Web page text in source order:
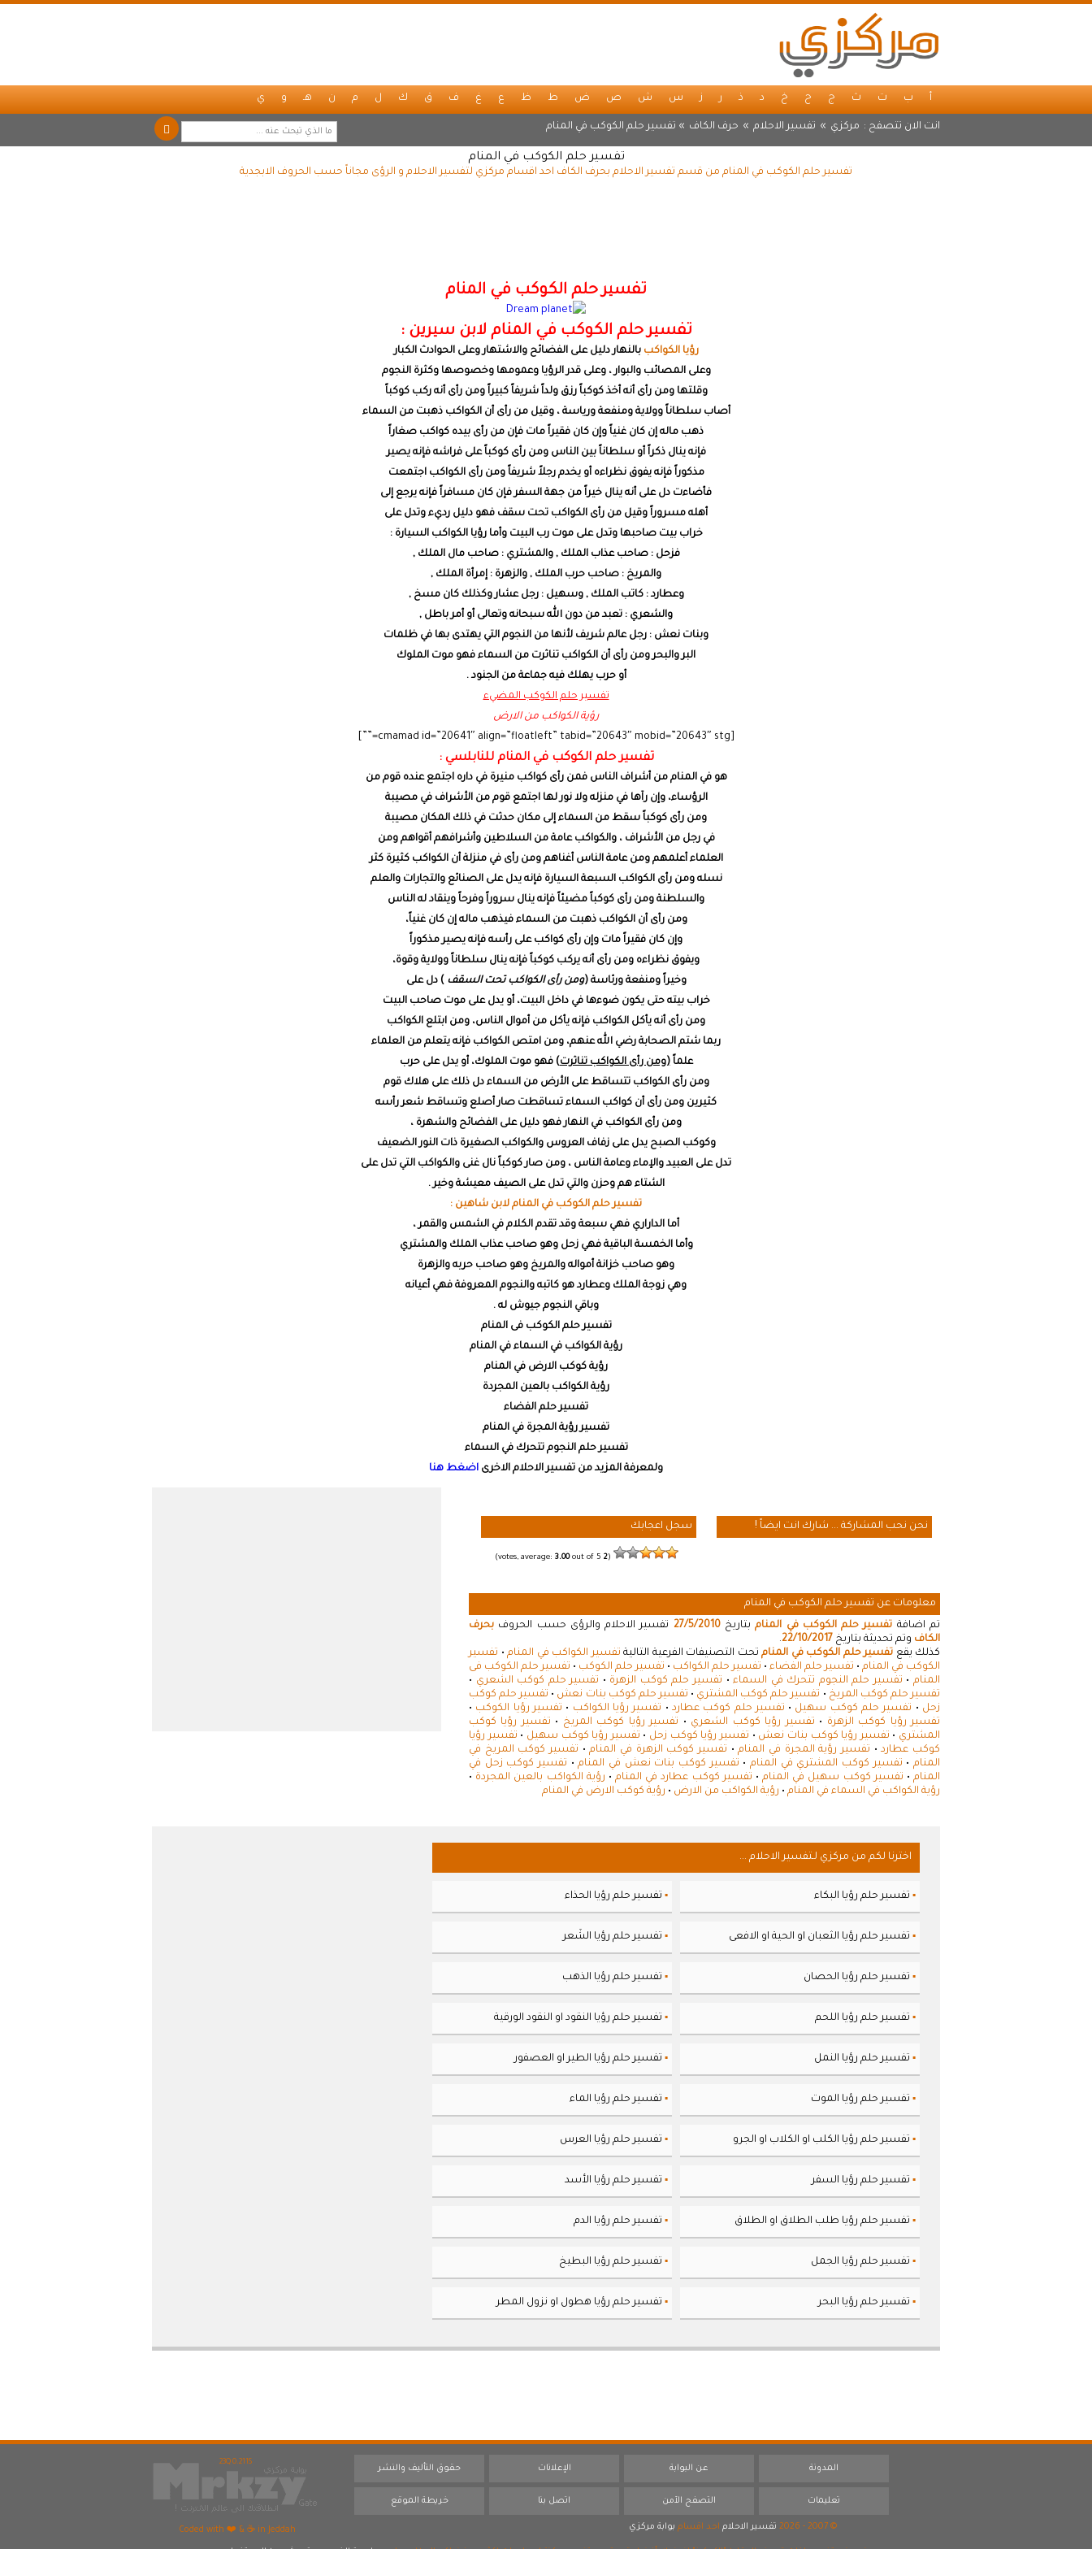
أ ب ت ث ج ح خ د ذ ر ز س ش ص ض ط ظ ع غ ف ق ك ل م ن هـ و ي
انت الان تتصفح : مركزي » تفسير الاحلام » حرف الكاف » تفسير حلم الكوكب في المنام
تفسير حلم الكوكب في المنام
تفسير حلم الكوكب في المنام من قسم تفسير الاحلام بحرف الكاف احد اقسام مركزي لتفسير الاحلام و الرؤى مجاناً حسب الحروف الابجدية
تفسير حلم الكوكب في المنام
تفسير حلم الكوكب في المنام لابن سيرين :
رؤيا الكواكب بالنهار دليل على الفضائح والاشتهار وعلى الحوادث الكبار
وعلى المصائب والبوار ، وعلى قدر الرؤيا وعمومها وخصوصها وكثرة النجوم
وقلتها ومن رأى أنه أخذ كوكباً رزق ولداً شريفاً كبيراً ومن رأى أنه ركب كوكباً
أصاب سلطاناً وولاية ومنفعة ورياسة ، وقيل من رأى أن الكواكب ذهبت من السماء
ذهب ماله إن كان غنياً وإن كان فقيراً مات فإن من رأى بيده كواكب صغاراً
فإنه ينال ذكراً أو سلطاناً بين الناس ومن رأى كوكباً على فراشه فإنه يصير
مذكوراً فإنه يفوق نظراءه أو يخدم رجلاً شريفاً ومن رأى الكواكب اجتمعت
فأضاءت دل على أنه ينال خيراً من جهة السفر فإن كان مسافراً فإنه يرجع إلى
أهله مسروراً وقيل من رأى الكواكب تحت سقف فهو دليل رديء وتدل على
خراب بيت صاحبها وتدل على موت رب البيت وأما رؤيا الكواكب السيارة :
فزحل : صاحب عذاب الملك , والمشتري : صاحب مال الملك ,
والمريخ : صاحب حرب الملك , والزهرة : إمرأة الملك ,
وعطارد : كاتب الملك , وسهيل : رجل عشار وكذلك كان مسخ ,
والشعري : تعبد من دون الله سبحانه وتعالى أو أمر باطل ,
وبنات نعش : رجل عالم شريف لأنها من النجوم التي يهتدى بها في ظلمات
البر والبحر ومن رأى أن الكواكب تناثرت من السماء فهو موت الملوك
أو حرب يهلك فيه جماعة من الجنود .
تفسير حلم الكوكب المضيء
رؤية الكواكب من الارض
[cmamad id=”20641″ align=”floatleft” tabid=”20643″ mobid=”20643″ stg=””]
تفسير حلم الكوكب في المنام للنابلسي :
هو في المنام من أشراف الناس فمن رأى كواكب منيرة في داره اجتمع عنده قوم من
الرؤساء، وإن رآها في منزله ولا نور لها اجتمع قوم من الأشراف في مصيبة
ومن رأى كوكباً سقط من السماء إلى مكان حدثت في ذلك المكان مصيبة
في رجل من الأشراف ، والكواكب عامة من السلاطين وأشرافهم أقواهم ومن
العلماء أعلمهم ومن عامة الناس أغناهم ومن رأى في منزلة أن الكواكب كثيرة كثر
نسله ومن رأى الكواكب السبعة السيارة فإنه يدل على الصنائع والتجارات والعلم
والسلطنة ومن رأى كوكباً مضيئاً فإنه ينال سروراً وفرحاً وينقاد له الناس
ومن رأى أن الكواكب ذهبت من السماء فيذهب ماله إن كان غنياً،
وإن كان فقيراً مات وإن رأى كواكب على رأسه فإنه يصير مذكوراً
ويفوق نظراءه ومن رأى أنه يركب كوكباً فإنه ينال سلطاناً وولاية وقوة،
وخيراً ومنفعة ورئاسة (ومن رأى الكواكب تحت السقف ) دل على
خراب بيته حتى يكون ضوءها في داخل البيت، أو يدل على موت صاحب البيت
ومن رأى أنه يأكل الكواكب فإنه يأكل من أموال الناس، ومن ابتلع الكواكب
ربما شتم الصحابة رضي الله عنهم، ومن امتص الكواكب فإنه يتعلم من العلماء
علماً(ومن رأى الكواكب تناثرت) فهو موت الملوك، أو يدل على حرب
ومن رأى الكواكب تتساقط على الأرض من السماء دل ذلك على هلاك قوم
كثيرين ومن رأى أن كواكب السماء تساقطت صار أصلع وتساقط شعر رأسه
ومن رأى الكواكب في النهار فهو دليل على الفضائح والشهرة ،
وكوكب الصبح يدل على زفاف العروس والكواكب الصغيرة ذات النور الضعيف
تدل على العبيد والإماء وعامة الناس ، ومن صار كوكباً نال غنى والكواكب التي تدل على
الشتاء هم وحزن والتي تدل على الصيف معيشة وخير .
تفسير حلم الكوكب في المنام لابن شاهين :
أما الداراري فهي سبعة وقد تقدم الكلام في الشمس والقمر ،
وأما الخمسة الباقية فهي زحل وهو صاحب عذاب الملك والمشتري
وهو صاحب خزانة أمواله والمريخ وهو صاحب حربه والزهرة
وهي زوجة الملك وعطارد هو كاتبه والنجوم المعروفة فهي أعيانه
وباقي النجوم جيوش له .
تفسير حلم الكوكب فى المنام
رؤية الكواكب في السماء في المنام
رؤية كوكب الارض في المنام
رؤية الكواكب بالعين المجردة
تفسير حلم الفضاء
تفسير رؤية المجرة في المنام
تفسير حلم النجوم تتحرك في السماء
ولمعرفة المزيد من تفسير الاحلام الاخرى اضغط هنا
نحن نحب المشاركة ... شارك انت ايضاً ! سجل اعجابك
(
2
3.00out of 5)
معلومات عن تفسير حلم الكوكب في المنام
تم اضافة تفسير حلم الكوكب في المنامبتاريخ27/5/2010 تفسير الاحلام والرؤى حسب الحروف بحرف
الكاف وتم تحديثة بتاريخ 22/10/2017
.
كذلك يقع تفسير حلم الكوكب في المنام تحت التصنيفات الفرعية التالية تفسير الكواكب في المنام • تفسير
الكوكب في المنام • تفسير حلم الفضاء • تفسير حلم الكواكب • تفسير حلم الكوكب • تفسير حلم الكوكب فى
المنام• تفسير حلم النجوم تتحرك في السماء• تفسير حلم كوكب الزهرة • تفسير حلم كوكب الشعري •
تفسير حلم كوكب المريخ • تفسير حلم كوكب المشتري • تفسير حلم كوكب بنات نعش • تفسير حلم كوكب
زحل • تفسير حلم كوكب سهيل • تفسير حلم كوكب عطارد • تفسير رؤيا الكواكب • تفسير رؤيا الكوكب •
تفسير رؤيا كوكب الزهرة • تفسير رؤيا كوكب الشعري • تفسير رؤيا كوكب المريخ • تفسير رؤيا كوكب
المشتري • تفسير رؤيا كوكب بنات نعش • تفسير رؤيا كوكب زحل • تفسير رؤيا كوكب سهيل • تفسير رؤيا
كوكب عطارد• تفسير رؤية المجرة في المنام• تفسير كوكب الزهرة في المنام• تفسير كوكب المريخ في
المنام• تفسير كوكب المشتري في المنام• تفسير كوكب بنات نعش في المنام• تفسير كوكب زحل في
المنام• تفسير كوكب سهيل في المنام• تفسير كوكب عطارد في المنام• رؤية الكواكب بالعين المجردة •
رؤية الكواكب في السماء في المنام • رؤية الكواكب من الارض • رؤية كوكب الارض في المنام
اخترنا لكم من مركزي لـتفسير الاحلام ...
▪ تفسير حلم رؤيا البكاء ▪ تفسير حلم رؤيا الحذاء
▪ تفسير حلم رؤيا الثعبان او الحية او الافعى ▪ تفسير حلم رؤيا الشَعر
▪ تفسير حلم رؤيا الحصان ▪ تفسير حلم رؤيا الذهب
▪ تفسير حلم رؤيا اللحم ▪ تفسير حلم رؤيا النقود او النقود الورقية
▪ تفسير حلم رؤيا النمل ▪ تفسير حلم رؤيا الطير او العصفور
▪ تفسير حلم رؤيا الموت ▪ تفسير حلم رؤيا الماء
▪ تفسير حلم رؤيا الكلب او الكلاب او الجرو ▪ تفسير حلم رؤيا العرس
▪ تفسير حلم رؤيا السفر ▪ تفسير حلم رؤيا الأسد
▪ تفسير حلم رؤيا طلب الطلاق او الطلاق ▪ تفسير حلم رؤيا الدم
▪ تفسير حلم رؤيا الجمل ▪ تفسير حلم رؤيا البطيخ
▪ تفسير حلم رؤيا البحر ▪ تفسير حلم رؤيا هطول او نزول المطر
23Q 0.211S
المدونة عن البوابة الإعلانات حقوق التأليف والنشر
تعليمات التصفح الآمن اتصل بنا خريطة الموقع
© 2007 - 2026 تفسير الاحلام احد اقسام بوابة مركزي Coded with ❤️ & ☕ in Jeddah